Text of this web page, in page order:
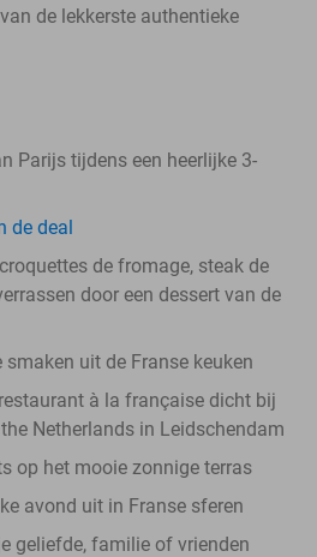
de lekkerste authentieke
Parijs tijdens een heerlijke 3-
de deal
de fromage, steak de
door een dessert van de
smaken uit de Franse keuken
à la française dicht bij
Netherlands in Leidschendam
op het mooie zonnige terras
avond uit in Franse sferen
geliefde, familie of vrienden